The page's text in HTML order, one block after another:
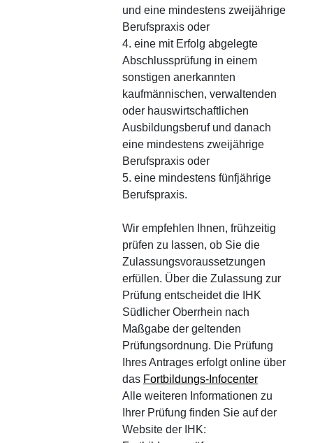
und eine mindestens zweijährige
Berufspraxis oder
4. eine mit Erfolg abgelegte
Abschlussprüfung in einem
sonstigen anerkannten
kaufmännischen, verwaltenden
oder hauswirtschaftlichen
Ausbildungsberuf und danach
eine mindestens zweijährige
Berufspraxis oder
5. eine mindestens fünfjährige
Berufspraxis.
Wir empfehlen Ihnen, frühzeitig
prüfen zu lassen, ob Sie die
Zulassungsvoraussetzungen
erfüllen. Über die Zulassung zur
Prüfung entscheidet die IHK
Südlicher Oberrhein nach
Maßgabe der geltenden
Prüfungsordnung. Die Prüfung
Ihres Antrages erfolgt online über
das Fortbildungs-Infocenter
Alle weiteren Informationen zu
Ihrer Prüfung finden Sie auf der
Website der IHK: